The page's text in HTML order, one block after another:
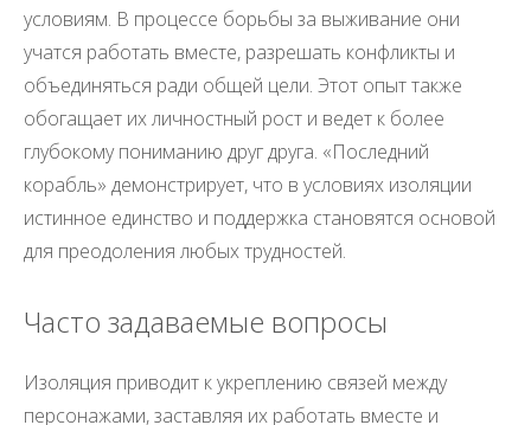
условиям. В процессе борьбы за выживание они
учатся работать вместе, разрешать конфликты и
объединяться ради общей цели. Этот опыт также
обогащает их личностный рост и ведет к более
глубокому пониманию друг друга. «Последний
корабль» демонстрирует, что в условиях изоляции
истинное единство и поддержка становятся основой
для преодоления любых трудностей.
Часто задаваемые вопросы
Изоляция приводит к укреплению связей между
персонажами, заставляя их работать вместе и